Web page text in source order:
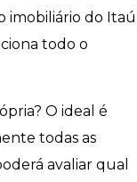
imobiliário do Itaú
todo o
O ideal é
todas as
avaliar qual